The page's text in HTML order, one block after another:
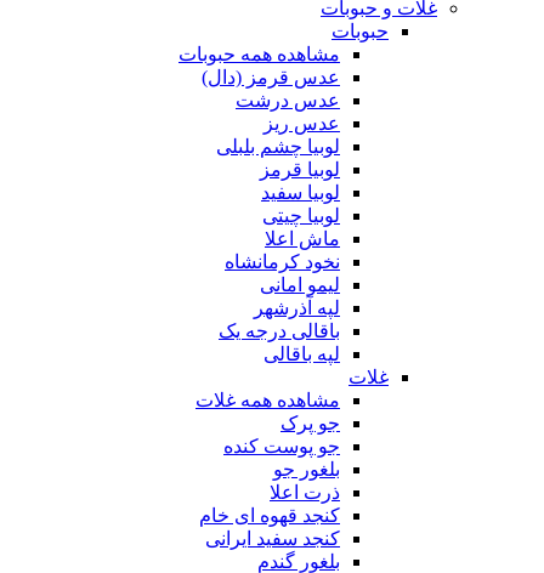
غلات و حبوبات
حبوبات
مشاهده همه حبوبات
عدس قرمز (دال)
عدس درشت
عدس ریز
لوبیا چشم بلبلی
لوبیا قرمز
لوبیا سفید
لوبیا چیتی
ماش اعلا
نخود کرمانشاه
لیمو امانی
لپه آذرشهر
باقالی درجه یک
لپه باقالی
غلات
مشاهده همه غلات
جو پرک
جو پوست کنده
بلغور جو
ذرت اعلا
کنجد قهوه ای خام
کنجد سفید ایرانی
بلغور گندم